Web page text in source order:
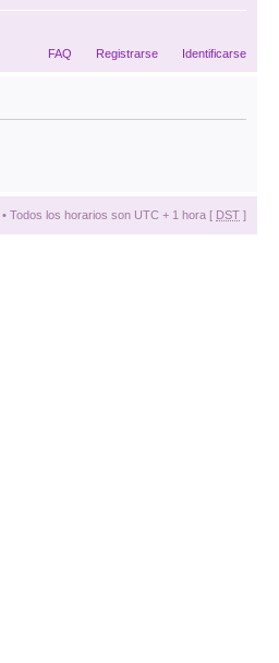
FAQ Registrarse Identificarse
• Todos los horarios son UTC + 1 hora [ DST ]